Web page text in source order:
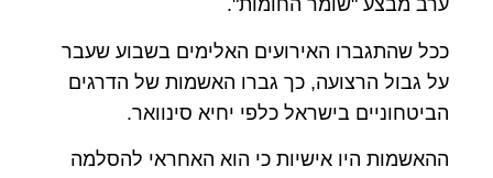
ערב מבצע "שומר החומות".
ככל שהתגברו האירועים האלימים בשבוע שעבר
על גבול הרצועה, כך גברו האשמות של הדרגים
הביטחוניים בישראל כלפי יחיא סינוואר.
ההאשמות היו אישיות כי הוא האחראי להסלמה